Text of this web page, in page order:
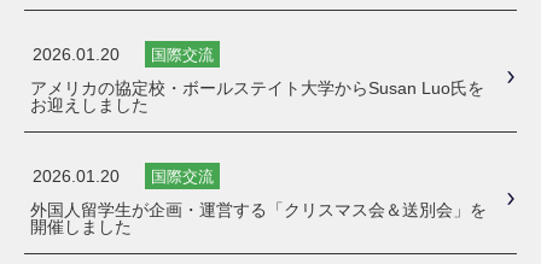
2026.01.20 国際交流
アメリカの協定校・ボールステイト大学からSusan Luo氏を
お迎えしました
2026.01.20 国際交流
外国人留学生が企画・運営する「クリスマス会＆送別会」を
開催しました